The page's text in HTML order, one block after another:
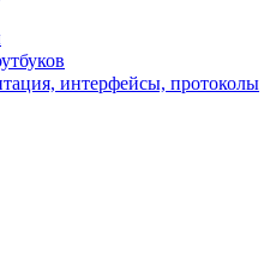
интерфейсы, протоколы